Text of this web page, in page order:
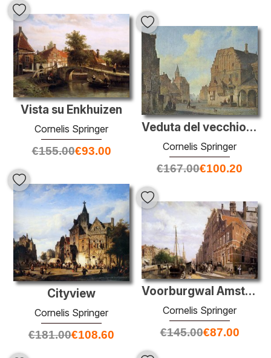
Vista su Enkhuizen
Cornelis Springer
€155.00€93.00
Veduta del vecchio municipio di Arnhem, con elementi di fantasia
Cornelis Springer
€167.00€100.20
Cityview
Cornelis Springer
€181.00€108.60
Voorburgwal Amsterdam
Cornelis Springer
€145.00€87.00